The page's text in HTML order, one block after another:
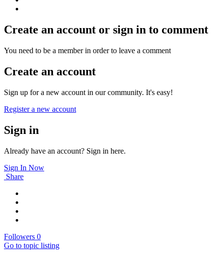
Create an account or sign in to comment
You need to be a member in order to leave a comment
Create an account
Sign up for a new account in our community. It's easy!
Register a new account
Sign in
Already have an account? Sign in here.
Sign In Now
Share
Followers 0
Go to topic listing